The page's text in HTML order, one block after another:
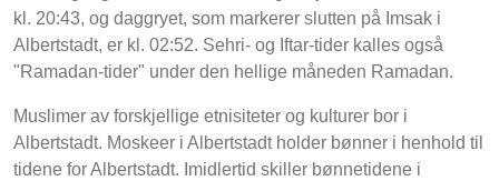
kl. 20:43, og daggryet, som markerer slutten på Imsak i
Albertstadt, er kl. 02:52. Sehri- og Iftar-tider kalles også
"Ramadan-tider" under den hellige måneden Ramadan.
Muslimer av forskjellige etnisiteter og kulturer bor i
Albertstadt. Moskeer i Albertstadt holder bønner i henhold til
tidene for Albertstadt. Imidlertid skiller bønnetidene i